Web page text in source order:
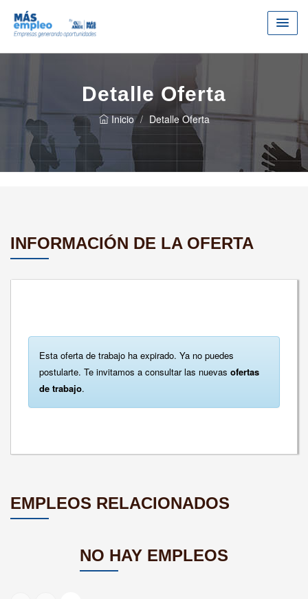
Detalle Oferta
Inicio Detalle Oferta
INFORMACIÓN DE LA OFERTA
Esta oferta de trabajo ha expirado. Ya no puedes
postularte. Te invitamos a consultar las nuevas ofertas
de trabajo.
EMPLEOS RELACIONADOS
NO HAY EMPLEOS